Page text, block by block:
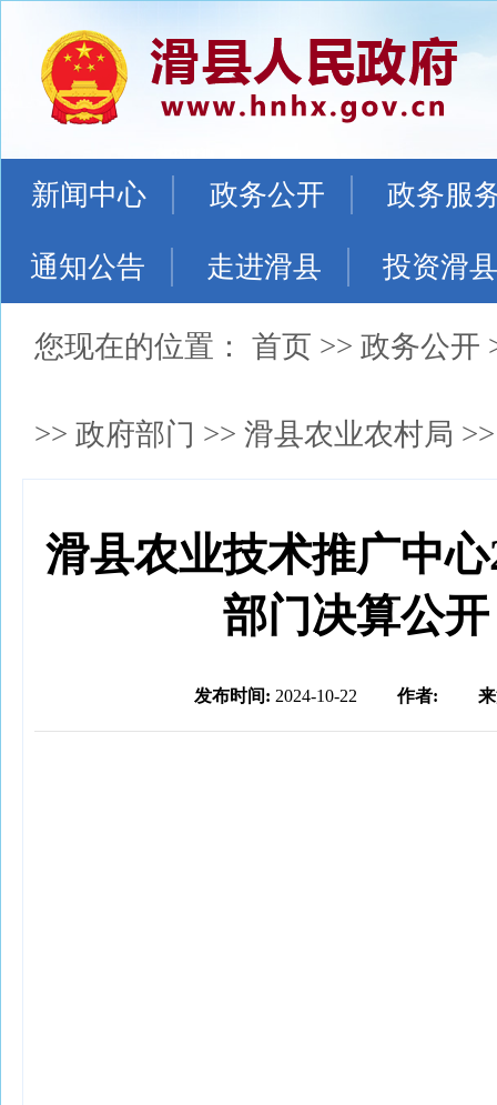
新闻中心 政务公开 政务服
通知公告 走进滑县 投资滑县
您现在的位置： 首页 >> 政务公开
>> 政府部门 >> 滑县农业农村局
滑县农业技术推广中心
部门决算公开
发布时间: 2024-10-22 作者: